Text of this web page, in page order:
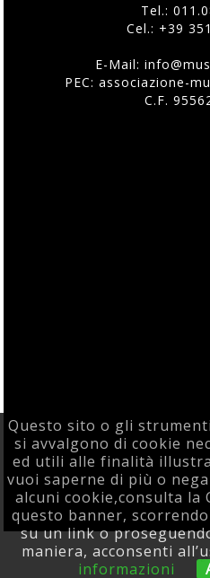
Tel.:
Cel.: +39
E-Mail:
PEC: associazione-
C.F.
Powered F5 Group
Questo sito o gli
si avvalgono di cookie
ed utili alle finalità
vuoi saperne di più o
alcuni cookie,consulta la
questo banner,
su un link o
maniera, acconsenti
informazioni